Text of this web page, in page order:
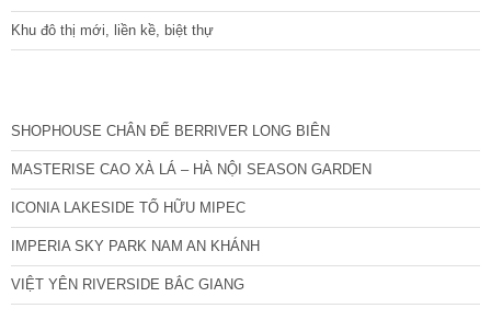
Khu đô thị mới, liền kề, biệt thự
SHOPHOUSE CHÂN ĐẾ BERRIVER LONG BIÊN
MASTERISE CAO XÀ LÁ – HÀ NỘI SEASON GARDEN
ICONIA LAKESIDE TỐ HỮU MIPEC
IMPERIA SKY PARK NAM AN KHÁNH
VIỆT YÊN RIVERSIDE BẮC GIANG